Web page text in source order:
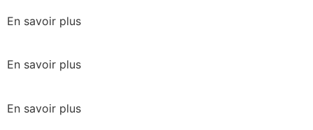
En savoir plus
En savoir plus
En savoir plus